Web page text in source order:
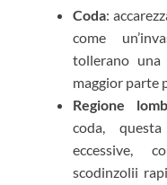
Coda:
come
tollerano una
maggior parte
Regione
coda,
eccessive,
scodinzolii